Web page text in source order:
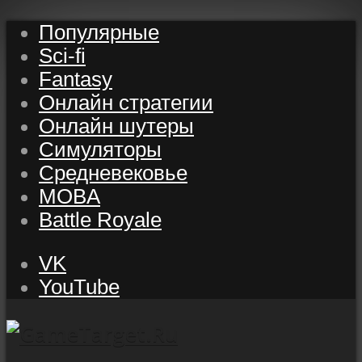
Популярные
Sci-fi
Fantasy
Онлайн стратегии
Онлайн шутеры
Симуляторы
Средневековье
MOBA
Battle Royale
VK
YouTube